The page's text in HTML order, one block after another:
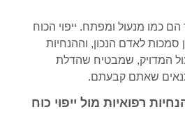
כמו מנעול ומפתח. ייפוי הכוח
לאדם הנכון, וההנחיות
המדויק, שמבטיח שהדלת
שאתם קבעתם.
רפואיות מול ייפוי כוח